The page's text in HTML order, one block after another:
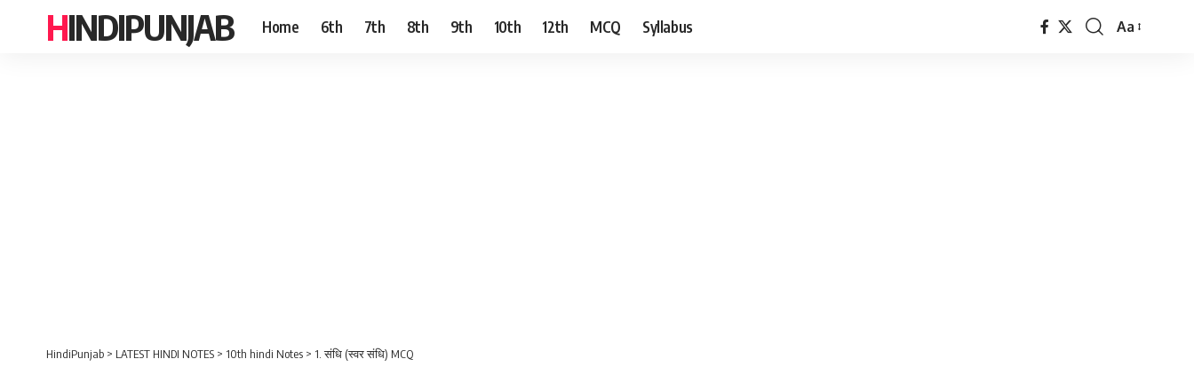
HINDIPUNJAB Home 6th 7th 8th 9th 10th 12th MCQ Syllabus
Font
Aa
HindiPunjab > LATEST HINDI NOTES > 10th hindi Notes > 1. संधि (स्वर संधि) MCQ